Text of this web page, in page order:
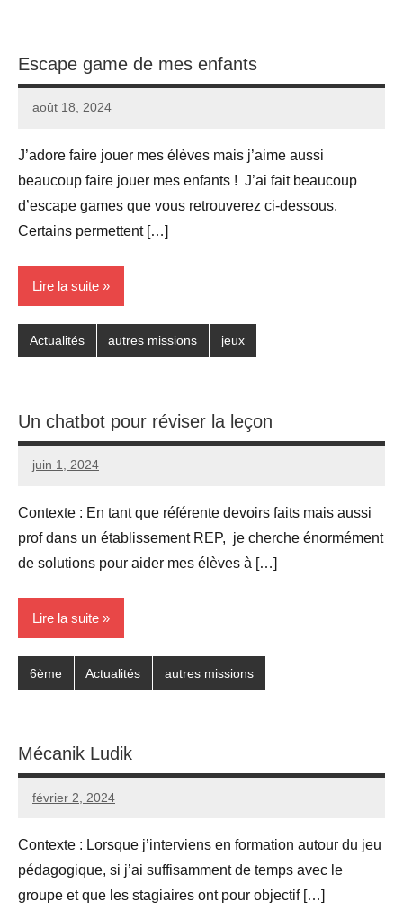
Escape game de mes enfants
août 18, 2024
Seg0_La_Vraie
Aucun
J’adore faire jouer mes élèves mais j’aime aussi
beaucoup faire jouer mes enfants ! J’ai fait beaucoup
d’escape games que vous retrouverez ci-dessous.
Certains permettent […]
Lire la suite
Actualités autres missions jeux
Un chatbot pour réviser la leçon
juin 1, 2024
Seg0_La_Vraie
Aucun
Contexte : En tant que référente devoirs faits mais aussi
prof dans un établissement REP, je cherche énormément
de solutions pour aider mes élèves à […]
Lire la suite
6ème Actualités autres missions
Mécanik Ludik
février 2, 2024
Seg0_La_Vraie
Aucun
Contexte : Lorsque j’interviens en formation autour du jeu
pédagogique, si j’ai suffisamment de temps avec le
groupe et que les stagiaires ont pour objectif […]